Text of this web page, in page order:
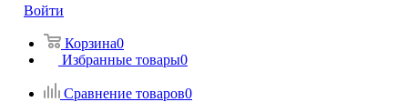
Войти
Корзина0
Избранные товары0
Сравнение товаров0